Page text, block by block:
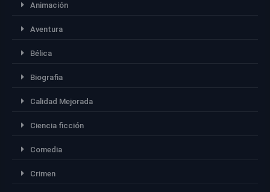
Animación
Aventura
Bélica
Biografia
Calidad Mejorada
Ciencia ficción
Comedia
Crimen